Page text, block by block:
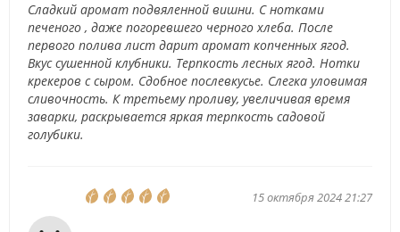
Сладкий аромат подвяленной вишни. С нотками
печеного , даже погоревшего черного хлеба. После
первого полива лист дарит аромат копченных ягод.
Вкус сушенной клубники. Терпкость лесных ягод. Нотки
крекеров с сыром. Сдобное послевкусье. Слегка уловимая
сливочность. К третьему проливу, увеличивая время
заварки, раскрывается яркая терпкость садовой
голубики.
15 октября 2024 21:27